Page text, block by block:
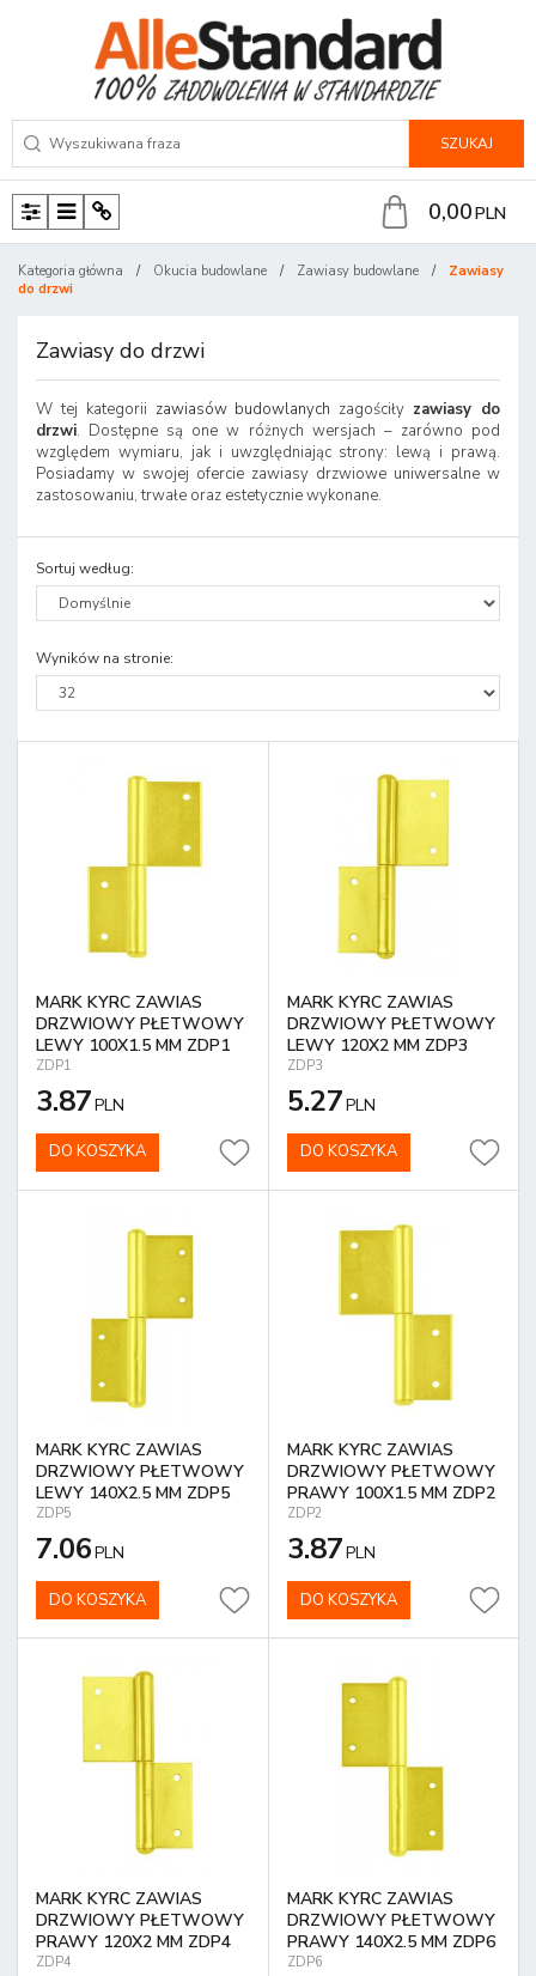
SZUKAJ
P
n
M
n
P
n
l
0,00PLN
Kategoria główna / Okucia budowlane / Zawiasy budowlane /
Zawiasy
do drzwi
Zawiasy do drzwi
W tej kategorii zawiasów budowlanych zagościły zawiasy do
drzwi. Dostępne są one w różnych wersjach – zarówno pod
względem wymiaru, jak i uwzględniając strony: lewą i prawą.
Posiadamy w swojej ofercie zawiasy drzwiowe uniwersalne w
zastosowaniu, trwałe oraz estetycznie wykonane.
Sortuj według:
Wyników na stronie:
MARK KYRC ZAWIAS
DRZWIOWY PŁETWOWY
LEWY 100X1.5 MM ZDP1
ZDP1
3.87PLN
DO KOSZYKA
MARK KYRC ZAWIAS
DRZWIOWY PŁETWOWY
LEWY 120X2 MM ZDP3
ZDP3
5.27PLN
DO KOSZYKA
MARK KYRC ZAWIAS
DRZWIOWY PŁETWOWY
LEWY 140X2.5 MM ZDP5
ZDP5
7.06PLN
DO KOSZYKA
MARK KYRC ZAWIAS
DRZWIOWY PŁETWOWY
PRAWY 100X1.5 MM ZDP2
ZDP2
3.87PLN
DO KOSZYKA
MARK KYRC ZAWIAS
DRZWIOWY PŁETWOWY
PRAWY 120X2 MM ZDP4
ZDP4
MARK KYRC ZAWIAS
DRZWIOWY PŁETWOWY
PRAWY 140X2.5 MM ZDP6
ZDP6